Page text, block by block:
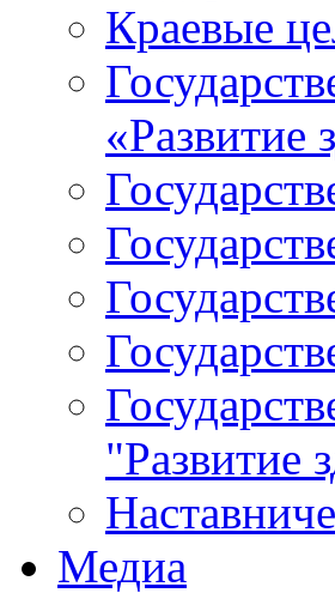
Краевые
«Развитие
"Развитие
Медиа